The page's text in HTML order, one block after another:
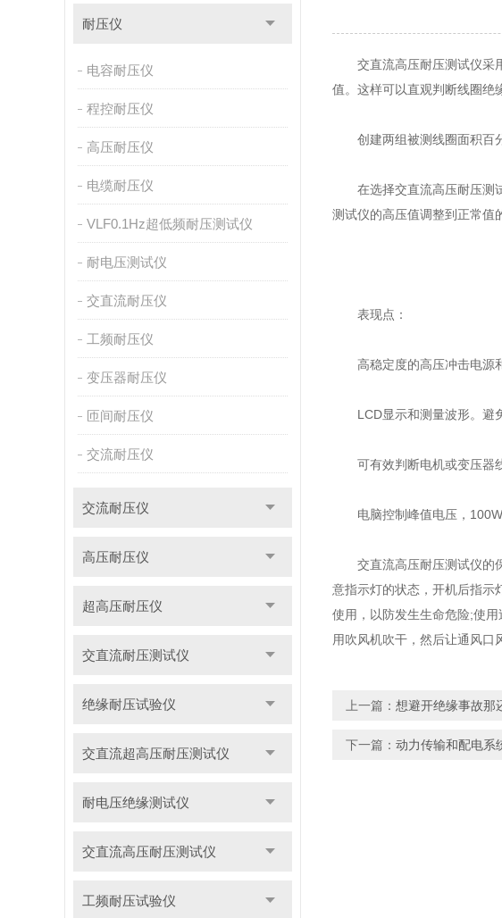
耐压仪
电容耐压仪
程控耐压仪
高压耐压仪
电缆耐压仪
VLF0.1Hz超低频耐压测试仪
耐电压测试仪
交直流耐压仪
工频耐压仪
变压器耐压仪
匝间耐压仪
交流耐压仪
交流耐压仪
高压耐压仪
超高压耐压仪
交直流耐压测试仪
绝缘耐压试验仪
交直流超高压耐压测试仪
耐电压绝缘测试仪
交直流高压耐压测试仪
工频耐压试验仪
交直流高压耐压测试仪采
值。这样可以直观判断线圈绝
创建两组被测线圈面积百分
在选择交直流高压耐压测试
测试仪的高压值调整到正常值
表现点：
高稳定度的高压冲击电源和
LCD显示和测量波形。避
可有效判断电机或变压器线
电脑控制峰值电压，
交直流高压耐压测试仪的保
意指示灯的状态，开机后指示
使用，以防发生生命危险;使
用吹风机吹干，然后让通风口
上一篇： 想避开绝缘事故那
下一篇： 动力传输和配电系